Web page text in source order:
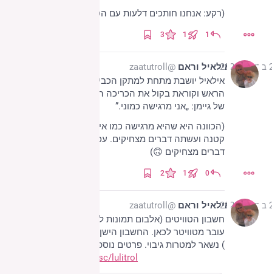
(רקע: אנחנו חותכים דלעות עם הסכין לחם)
1
1
3
אילאיל וראם @zaatutroll
של גיימן: „אני מרגישה כמוני.”
דברים מצחיקים 🙃)
0
1
2
אילאיל וראם @zaatutroll
עובר מטוויטר לכאן. החשבון הישן (
) נשאר למטרות גיבוי. פרטים נוספים:
digitalwords.net/misc/lulitrol